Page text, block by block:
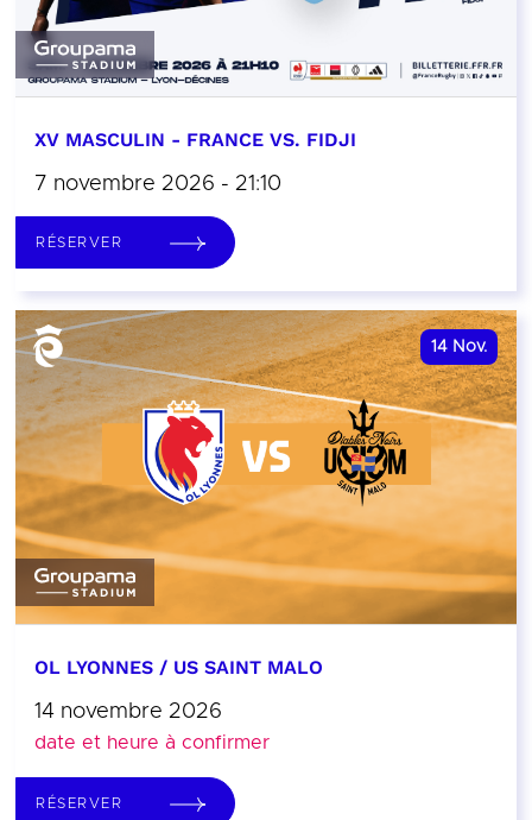
XV MASCULIN - FRANCE VS. FIDJI
7 novembre 2026 - 21:10
RÉSERVER
14 Nov.
OL LYONNES / US SAINT MALO
14 novembre 2026
date et heure à confirmer
RÉSERVER